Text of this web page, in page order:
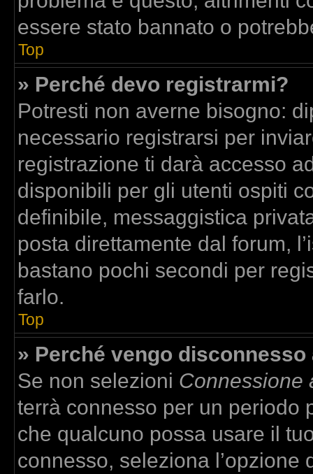
essere stato bannato o
Top
» Perché devo registrarmi?
Potresti non averne bisogno:
necessario registrarsi per
registrazione ti darà accesso
disponibili per gli utenti ospiti
definibile, messaggistica
posta direttamente dal forum,
bastano pochi secondi per
farlo.
Top
» Perché vengo
Se non selezioni Connessione
terrà connesso per un periodo
che qualcuno possa usare il
connesso, seleziona